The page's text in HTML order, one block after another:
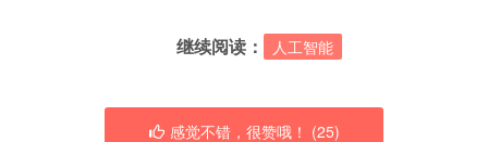
继续阅读： 人工智能
感觉不错，很赞哦！ (25)